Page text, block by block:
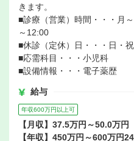
きます。
■診療（営業）時間・・・月
～12:00
■休診（定休）日・・・日・祝
■応需科目・・・小児科
■設備情報・・・電子薬歴
給与
年収600万円以上可
【月収】37.5万円～50.0万円
【年収】450万円～600万円